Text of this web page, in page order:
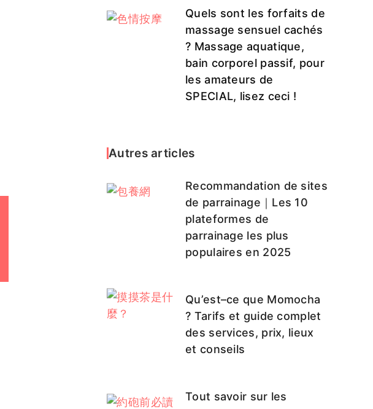
Quels sont les forfaits de
massage sensuel cachés
? Massage aquatique,
bain corporel passif, pour
les amateurs de
SPECIAL, lisez ceci !
Autres articles
Recommandation de sites
de parrainage｜Les 10
plateformes de
parrainage les plus
populaires en 2025
Qu’est–ce que Momocha
? Tarifs et guide complet
des services, prix, lieux
et conseils
Tout savoir sur les